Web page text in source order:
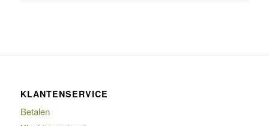
KLANTENSERVICE
Betalen